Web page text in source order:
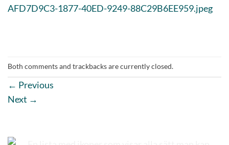
AFD7D9C3-1877-40ED-9249-88C29B6EE959.jpeg
Both comments and trackbacks are currently closed.
← Previous
Next →